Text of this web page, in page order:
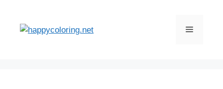
springen
Menü